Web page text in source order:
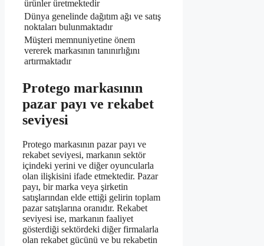
ürünler üretmektedir
Dünya genelinde dağıtım ağı ve satış
noktaları bulunmaktadır
Müşteri memnuniyetine önem
vererek markasının tanınırlığını
artırmaktadır
Protego markasının
pazar payı ve rekabet
seviyesi
Protego markasının pazar payı ve
rekabet seviyesi, markanın sektör
içindeki yerini ve diğer oyuncularla
olan ilişkisini ifade etmektedir. Pazar
payı, bir marka veya şirketin
satışlarından elde ettiği gelirin toplam
pazar satışlarına oranıdır. Rekabet
seviyesi ise, markanın faaliyet
gösterdiği sektördeki diğer firmalarla
olan rekabet gücünü ve bu rekabetin